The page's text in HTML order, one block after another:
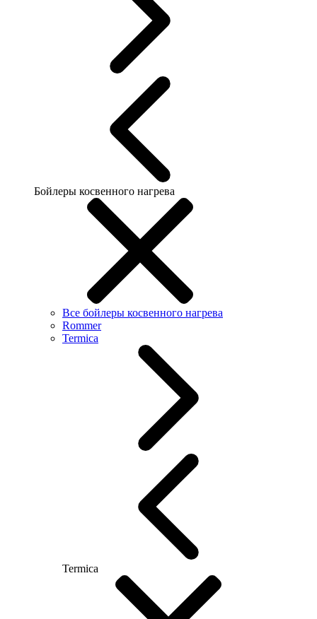
Бойлеры косвенного нагрева
Все бойлеры косвенного нагрева
Rommer
Termica
Termica